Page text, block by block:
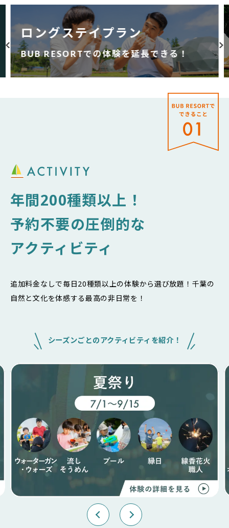
ロングステイプラン
BUB RESORTでの体験を延長できる！
年間200種類以上！
予約不要の圧倒的な
アクティビティ
追加料金なしで毎日20種類以上の体験から選び放題！ 千葉の
自然と文化を体感する最高の非日常を！
シーズンごとのアクティビティを紹介！